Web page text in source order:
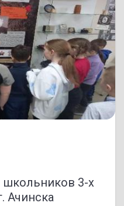
3-х
Ачинска